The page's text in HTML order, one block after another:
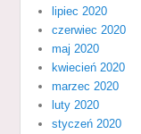
lipiec 2020
czerwiec 2020
maj 2020
kwiecień 2020
marzec 2020
luty 2020
styczeń 2020